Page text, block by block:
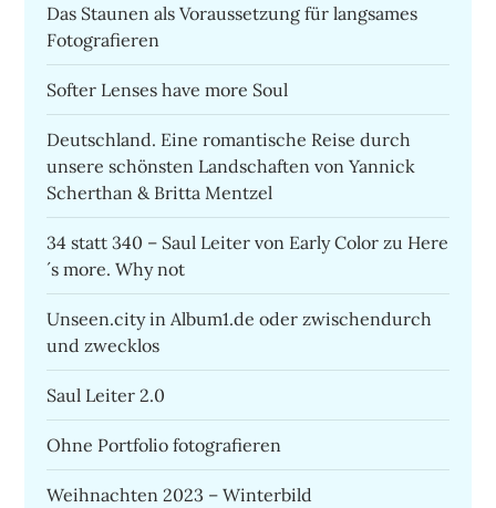
Das Staunen als Voraussetzung für langsames
Fotografieren
Softer Lenses have more Soul
Deutschland. Eine romantische Reise durch
unsere schönsten Landschaften von Yannick
Scherthan & Britta Mentzel
34 statt 340 – Saul Leiter von Early Color zu Here
´s more. Why not
Unseen.city in Album1.de oder zwischendurch
und zwecklos
Saul Leiter 2.0
Ohne Portfolio fotografieren
Weihnachten 2023 – Winterbild